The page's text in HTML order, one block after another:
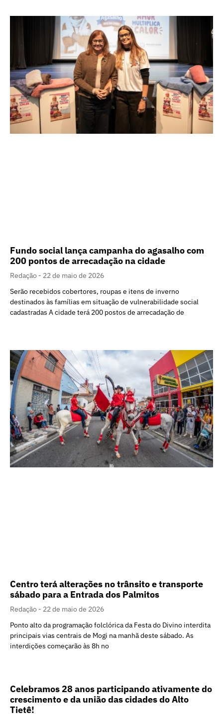
Fundo social lança campanha do agasalho com
200 pontos de arrecadação na cidade
Redação
22 de maio de 2026
Serão recebidos cobertores, roupas e itens de inverno
destinados às famílias em situação de vulnerabilidade social
cadastradas A cidade terá 200 postos de arrecadação de
Centro terá alterações no trânsito e transporte
sábado para a Entrada dos Palmitos
Redação
22 de maio de 2026
Ponto alto da programação folclórica da Festa do Divino interdita
principais vias centrais de Mogi na manhã deste sábado. As
interdições começarão às 8h no
Celebramos 28 anos participando ativamente do
crescimento e da união das cidades do Alto
Tietê!